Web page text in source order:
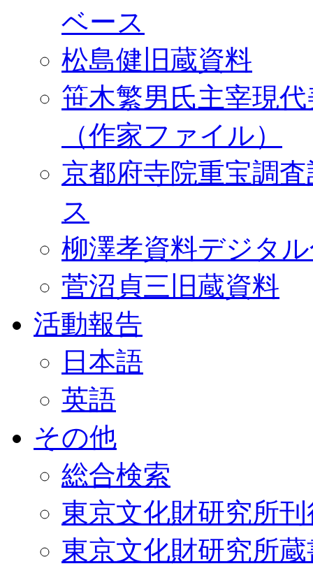
ベース
松島健旧蔵資料
笹木繁男氏主宰現
（作家ファイル）
京都府寺院重宝調
ス
柳澤孝資料デジタ
菅沼貞三旧蔵資料
活動報告
日本語
英語
その他
総合検索
東京文化財研究所
東京文化財研究所